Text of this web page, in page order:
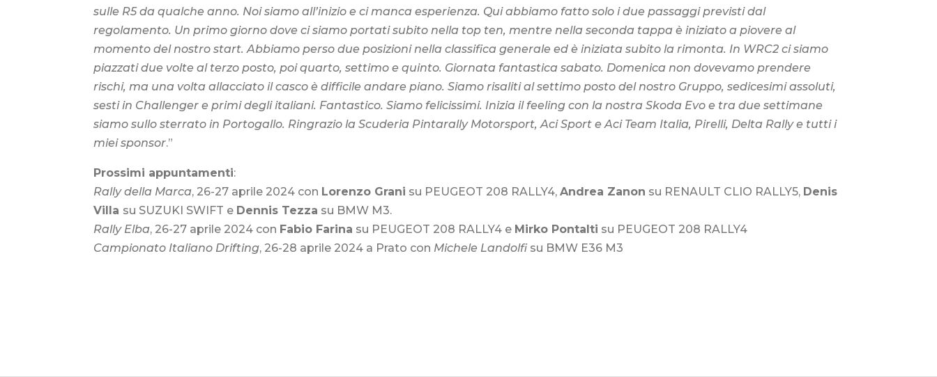
sulle R5 da qualche anno. Noi siamo all’inizio e ci manca esperienza. Qui abbiamo fatto solo i due passaggi previsti dal
regolamento. Un primo giorno dove ci siamo portati subito nella top ten, mentre nella seconda tappa è iniziato a piovere al
momento del nostro start. Abbiamo perso due posizioni nella classifica generale ed è iniziata subito la rimonta. In WRC2 ci siamo
piazzati due volte al terzo posto, poi quarto, settimo e quinto. Giornata fantastica sabato. Domenica non dovevamo prendere
rischi, ma una volta allacciato il casco è difficile andare piano. Siamo risaliti al settimo posto del nostro Gruppo, sedicesimi assoluti,
sesti in Challenger e primi degli italiani. Fantastico. Siamo felicissimi. Inizia il feeling con la nostra Skoda Evo e tra due settimane
siamo sullo sterrato in Portogallo. Ringrazio la Scuderia Pintarally Motorsport, Aci Sport e Aci Team Italia, Pirelli, Delta Rally e tutti i
miei sponsor.”
Prossimi appuntamenti:
Rally della Marca, 26-27 aprile 2024 con Lorenzo Grani su PEUGEOT 208 RALLY4,Andrea Zanon su RENAULT CLIO RALLY5, Denis
Villa su SUZUKI SWIFT e Dennis Tezza su BMW M3.
Rally Elba, 26-27 aprile 2024 con Fabio Farina su PEUGEOT 208 RALLY4 e Mirko Pontalti su PEUGEOT 208 RALLY4
Campionato Italiano Drifting, 26-28 aprile 2024 a Prato con Michele Landolfi su BMW E36 M3